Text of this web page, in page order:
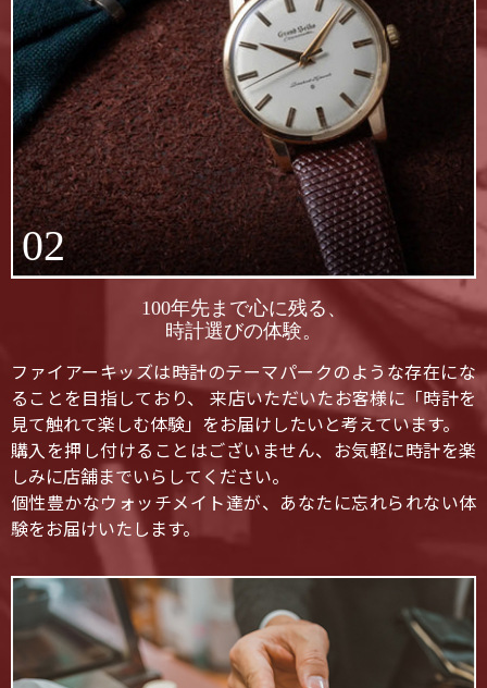
02
100年先まで心に残る、
時計選びの体験。
ファイアーキッズは時計のテーマパークのような存在にな
ることを目指しており、 来店いただいたお客様に「時計を
見て触れて楽しむ体験」をお届けしたいと考えています。
購入を押し付けることはございません、お気軽に時計を楽
しみに店舗までいらしてください。
個性豊かなウォッチメイト達が、あなたに忘れられない体
験をお届けいたします。